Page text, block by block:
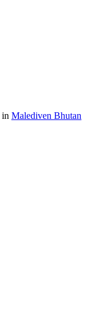
in Malediven Bhutan